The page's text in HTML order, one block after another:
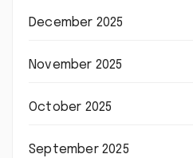
December 2025
November 2025
October 2025
September 2025